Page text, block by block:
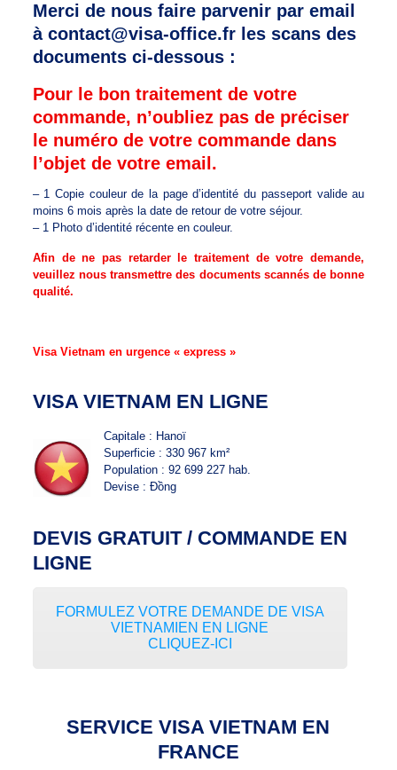
Merci de nous faire parvenir par email
à contact@visa-office.fr les scans des
documents ci-dessous :
Pour le bon traitement de votre
commande, n’oubliez pas de préciser
le numéro de votre commande dans
l’objet de votre email.
– 1 Copie couleur de la page d’identité du passeport valide au
moins 6 mois après la date de retour de votre séjour.
– 1 Photo d’identité récente en couleur.
Afin de ne pas retarder le traitement de votre demande,
veuillez nous transmettre des documents scannés de bonne
qualité.
Visa Vietnam en urgence « express »
VISA VIETNAM EN LIGNE
Capitale : Hanoï
Superficie : 330 967 km²
Population : 92 699 227 hab.
Devise : Đồng
DEVIS GRATUIT / COMMANDE EN
LIGNE
FORMULEZ VOTRE DEMANDE DE VISA
VIETNAMIEN EN LIGNE
CLIQUEZ-ICI
SERVICE VISA VIETNAM EN
FRANCE